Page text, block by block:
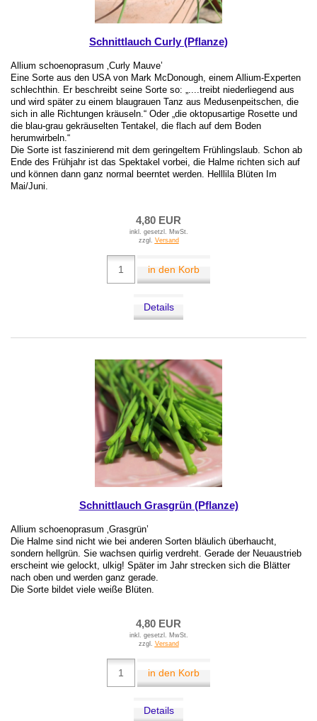
Schnittlauch Curly (Pflanze)
Allium schoenoprasum ‚Curly Mauve’
Eine Sorte aus den USA von Mark McDonough, einem Allium-Experten
schlechthin. Er beschreibt seine Sorte so: „....treibt niederliegend aus
und wird später zu einem blaugrauen Tanz aus Medusenpeitschen, die
sich in alle Richtungen kräuseln.“ Oder „die oktopusartige Rosette und
die blau-grau gekräuselten Tentakel, die flach auf dem Boden
herumwirbeln.“
Die Sorte ist faszinierend mit dem geringeltem Frühlingslaub. Schon ab
Ende des Frühjahr ist das Spektakel vorbei, die Halme richten sich auf
und können dann ganz normal beerntet werden. Helllila Blüten Im
Mai/Juni.
4,80 EUR
inkl. gesetzl. MwSt.
zzgl. Versand
in den Korb
Details
Schnittlauch Grasgrün (Pflanze)
Allium schoenoprasum ‚Grasgrün’
Die Halme sind nicht wie bei anderen Sorten bläulich überhaucht,
sondern hellgrün. Sie wachsen quirlig verdreht. Gerade der Neuaustrieb
erscheint wie gelockt, ulkig! Später im Jahr strecken sich die Blätter
nach oben und werden ganz gerade.
Die Sorte bildet viele weiße Blüten.
4,80 EUR
inkl. gesetzl. MwSt.
zzgl. Versand
in den Korb
Details